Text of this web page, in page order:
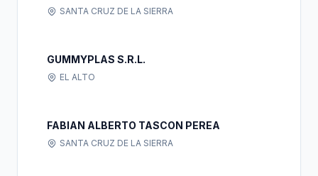
SANTA CRUZ DE LA SIERRA
GUMMYPLAS S.R.L.
EL ALTO
FABIAN ALBERTO TASCON PEREA
SANTA CRUZ DE LA SIERRA